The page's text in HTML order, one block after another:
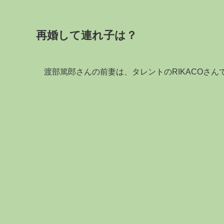
再婚して連れ子は？
渡部篤郎さんの前妻は、タレントのRIKACOさん